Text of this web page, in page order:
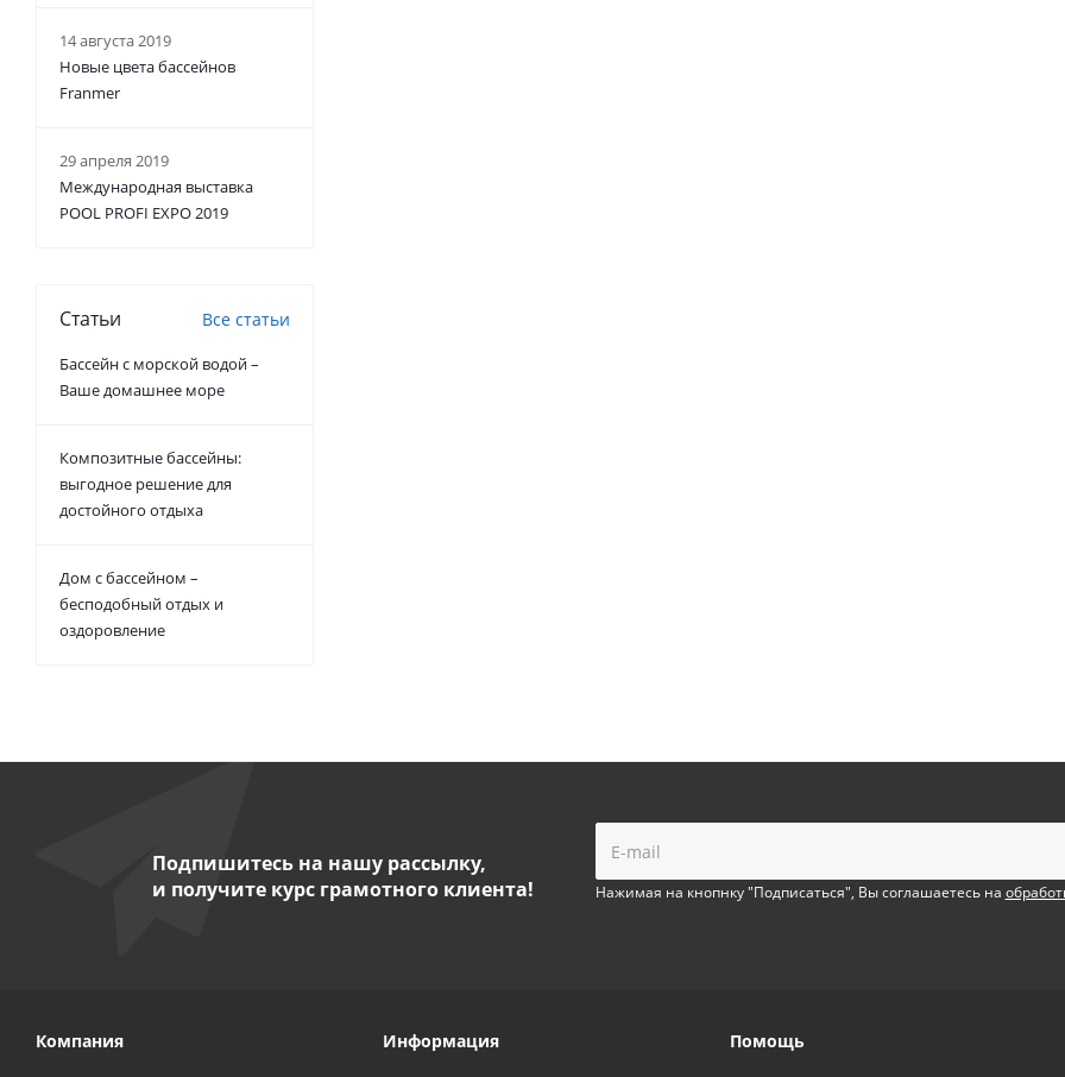
14 августа 2019
Новые цвета бассейнов
Franmer
29 апреля 2019
Международная выставка
POOL PROFI EXPO 2019
Статьи Все статьи
Бассейн с морской водой –
Ваше домашнее море
Композитные бассейны:
выгодное решение для
достойного отдыха
Дом с бассейном –
бесподобный отдых и
оздоровление
Подпишитесь на нашу рассылку,
и получите курс грамотного клиента!
Нажимая на кнопнку "Подписаться", Вы соглашаетесь на
Компания Информация Помощь